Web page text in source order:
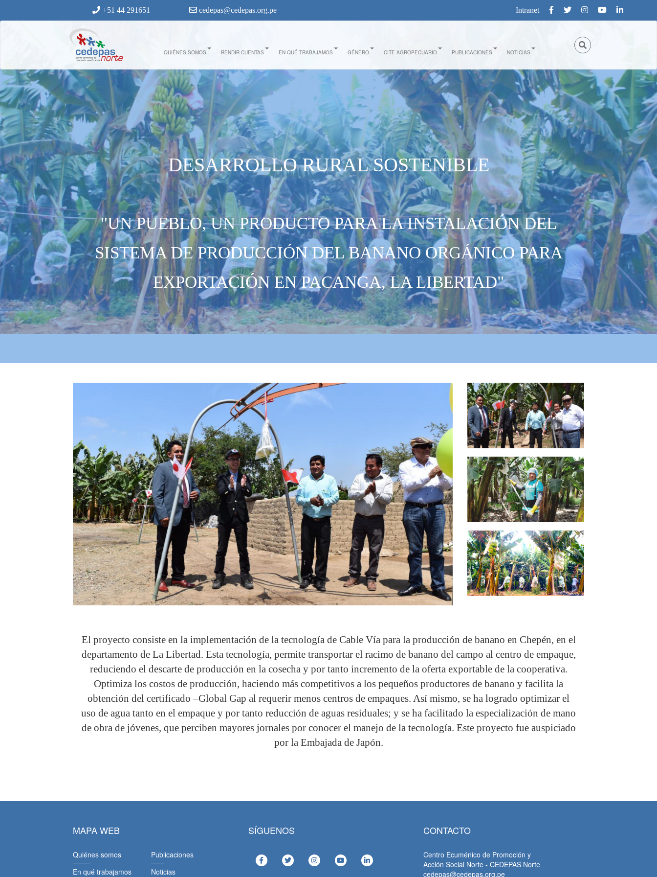
+51 44 291651 cedepas@cedepas.org.pe Intranet
QUIÉNES SOMOS RENDIR CUENTAS EN QUÉ TRABAJAMOS GÉNERO CITE AGROPECUARIO PUBLICACIONES NOTICIAS
un_pueblo_un_producto_1.jpg
DESARROLLO RURAL SOSTENIBLE
"UN PUEBLO, UN PRODUCTO PARA LA INSTALACIÓN DEL
SISTEMA DE PRODUCCIÓN DEL BANANO ORGÁNICO PARA
EXPORTACIÓN EN PACANGA, LA LIBERTAD"
un_pueblo_un_producto_2.jpg
El proyecto consiste en la implementación de la tecnología de Cable Vía para la producción de banano en Chepén, en el
departamento de La Libertad. Esta tecnología, permite transportar el racimo de banano del campo al centro de empaque,
reduciendo el descarte de producción en la cosecha y por tanto incremento de la oferta exportable de la cooperativa.
Optimiza los costos de producción, haciendo más competitivos a los pequeños productores de banano y facilita la
obtención del certificado –Global Gap al requerir menos centros de empaques. Así mismo, se ha logrado optimizar el
uso de agua tanto en el empaque y por tanto reducción de aguas residuales; y se ha facilitado la especialización de mano
de obra de jóvenes, que perciben mayores jornales por conocer el manejo de la tecnología. Este proyecto fue auspiciado
por la Embajada de Japón.
MAPA WEB
Quiénes somos
En qué trabajamos
Publicaciones
Noticias
SÍGUENOS CONTACTO
Centro Ecuménico de Promoción y
Acción Social Norte - CEDEPAS Norte
cedepas@cedepas.org.pe